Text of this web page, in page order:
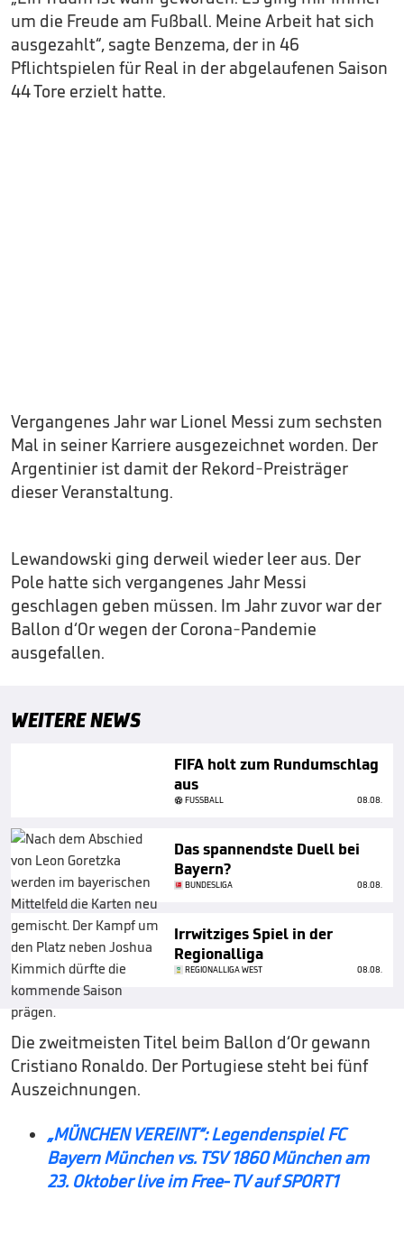
um die Freude am Fußball. Meine Arbeit hat sich
ausgezahlt“, sagte Benzema, der in 46
Pflichtspielen für Real in der abgelaufenen Saison
44 Tore erzielt hatte.
Vergangenes Jahr war Lionel Messi zum sechsten
Mal in seiner Karriere ausgezeichnet worden. Der
Argentinier ist damit der Rekord-Preisträger
dieser Veranstaltung.
Lewandowski ging derweil wieder leer aus. Der
Pole hatte sich vergangenes Jahr Messi
geschlagen geben müssen. Im Jahr zuvor war der
Ballon d‘Or wegen der Corona-Pandemie
ausgefallen.
WEITERE NEWS
FIFA holt zum Rundumschlag
aus
FUSSBALL 08.08.
Das spannendste Duell bei
Bayern?
BUNDESLIGA 08.08.
Irrwitziges Spiel in der
Regionalliga
REGIONALLIGA WEST 08.08.
Die zweitmeisten Titel beim Ballon d‘Or gewann
Cristiano Ronaldo. Der Portugiese steht bei fünf
Auszeichnungen.
„MÜNCHEN VEREINT“: Legendenspiel FC
Bayern München vs. TSV 1860 München am
23. Oktober live im Free-TV auf SPORT1